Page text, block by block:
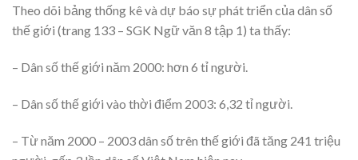
Theo dõi bảng thống kê và dự báo sự phát triển của dân số
thế giới (trang 133 – SGK Ngữ văn 8 tập 1) ta thấy:
– Dân số thế giới năm 2000: hơn 6 tỉ người.
– Dân số thế giới vào thời điểm 2003: 6,32 tỉ người.
– Từ năm 2000 – 2003 dân số trên thế giới đã tăng 241 triệu